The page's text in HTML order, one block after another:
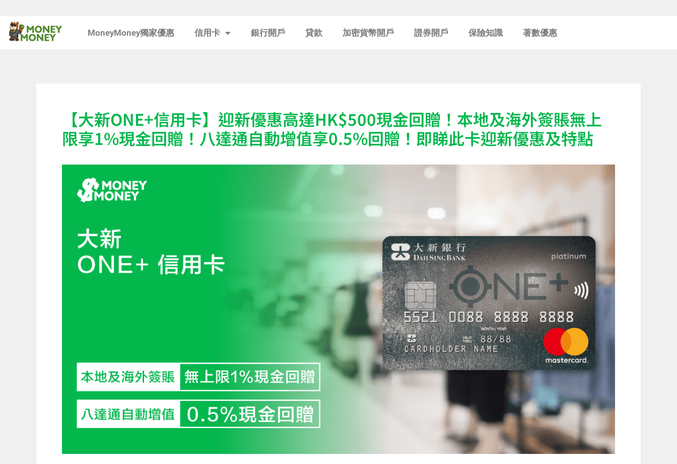
Skip
MoneyMoney獨家優惠 信用卡 銀行開戶 貸款 加密貨幣開戶 證券開戶 保險知識 著數優惠
【大新ONE+信用卡】迎新優惠高達HK$500現金回贈！本地及海外簽賬無上
限享1%現金回贈！八達通自動增值享0.5%回贈！即睇此卡迎新優惠及特點